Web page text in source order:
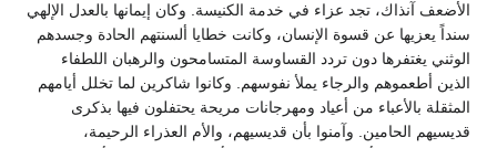
الأضعف آنذاك، تجد عزاء في خدمة الكنيسة. وكان إيمانها بالعدل الإلهي
سنداً يعزيها عن قسوة الإنسان، وكانت خطايا ألسنتهم الحادة وجسدهم
الوثني يغتفرها دون تردد القساوسة المتسامحون والرهبان اللطفاء
الذين أطعموهم والرجاء يملأ نفوسهم. وكانوا شاكرين لما تخلل أيامهم
المثقلة بالأعباء من أعياد ومهرجانات مريحة يحتفلون فيها بذكرى
قديسيهم الحامين. وآمنوا بأن قديسيهم، والأم العذراء الرحيمة،